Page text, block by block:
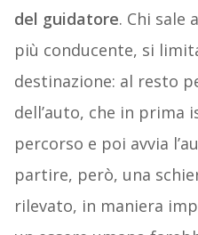
del guidatore. Chi sale
più conducente, si
destinazione: al resto
dell’auto, che in prima
percorso e poi avvia
partire, però, una
rilevato, in maniera